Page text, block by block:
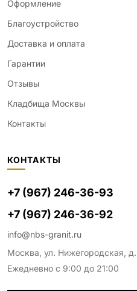
Оформление
Благоустройство
Доставка и оплата
Гарантии
Отзывы
Кладбища Москвы
Контакты
КОНТАКТЫ
+7 (967) 246-36-93
+7 (967) 246-36-92
info@nbs-granit.ru
Москва, ул. Нижегородская,
Ежедневно с 9:00 до 21:00